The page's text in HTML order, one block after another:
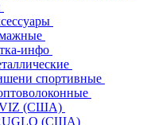
инфо
спортивные
(США)
(США)